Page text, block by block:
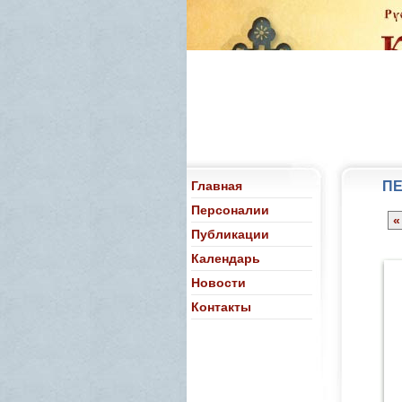
Главная
Персоналии
Публикации
Календарь
Новости
Контакты
«